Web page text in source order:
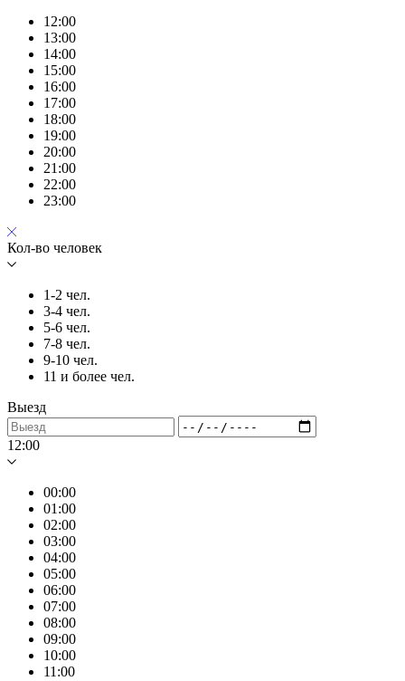
12:00
13:00
14:00
15:00
16:00
17:00
18:00
19:00
20:00
21:00
22:00
23:00
Кол-во человек
1-2 чел.
3-4 чел.
5-6 чел.
7-8 чел.
9-10 чел.
11 и более чел.
Выезд
12:00
00:00
01:00
02:00
03:00
04:00
05:00
06:00
07:00
08:00
09:00
10:00
11:00